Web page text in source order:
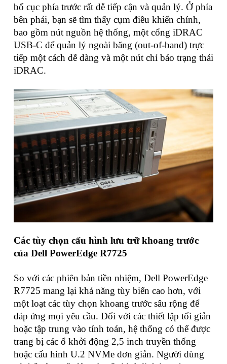
bố cục phía trước rất dễ tiếp cận và quản lý. Ở phía
bên phải, bạn sẽ tìm thấy cụm điều khiển chính,
bao gồm nút nguồn hệ thống, một cổng iDRAC
USB-C để quản lý ngoài băng (out-of-band) trực
tiếp một cách dễ dàng và một nút chỉ báo trạng thái
iDRAC.
Các tùy chọn cấu hình lưu trữ khoang trước
của Dell PowerEdge R7725
So với các phiên bản tiền nhiệm, Dell PowerEdge
R7725 mang lại khả năng tùy biến cao hơn, với
một loạt các tùy chọn khoang trước sâu rộng để
đáp ứng mọi yêu cầu. Đối với các thiết lập tối giản
hoặc tập trung vào tính toán, hệ thống có thể được
trang bị các ổ khởi động 2,5 inch truyền thống
hoặc cấu hình U.2 NVMe đơn giản. Người dùng